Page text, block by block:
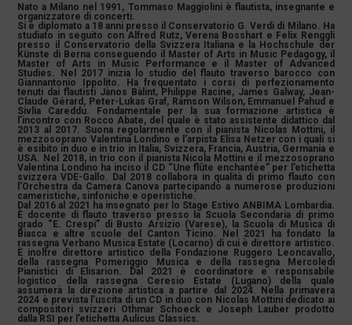
Nato a Milano nel 1991, Tommaso Maggiolini è flautista, insegnante e
organizzatore di concerti.
Si è diplomato a 18 anni presso il Conservatorio G. Verdi di Milano. Ha
studiato in seguito con Alfred Rutz, Verena Bosshart e Felix Renggli
presso il Conservatorio della Svizzera Italiana e la Hochschule der
Künste di Berna conseguendo il Master of Arts in Music Pedagogy, il
Master of Arts in Music Performance e il Master of Advanced
Studies. Nel 2017 inizia lo studio del flauto traverso barocco con
Giannantonio Ippolito. Ha frequentato i corsi di perfezionamento
tenuti dai flautisti Jànos Bàlint, Philippe Racine, James Galway, Jean-
Claude Gérard, Peter-Lukas Graf, Ramson Wilson, Emmanuel Pahud e
Sivlia Careddu. Fondamentale per la sua formazione artistica è
l’incontro con Rocco Abate, del quale è stato assistente didattico dal
2013 al 2017. Suona regolarmente con il pianista Nicolas Mottini, il
mezzosoprano Valentina Londino e l’arpista Elisa Netzer con i quali si
è esibito in duo e in trio in Italia, Svizzera, Francia, Austria, Germania e
USA. Nel 2018, in trio con il pianista Nicola Mottini e il mezzosoprano
Valentina Londino ha inciso il CD “Une flûte enchantée” per l’etichetta
svizzera VDE-Gallo. Dal 2018 collabora in qualità di primo flauto con
l’Orchestra da Camera Canova partecipando a numerose produzioni
cameristiche, sinfoniche e operistiche.
Dal 2016 al 2021 ha insegnato per lo Stage Estivo ANBIMA Lombardia.
È docente di flauto traverso presso la Scuola Secondaria di primo
grado “E. Crespi” di Busto Arsizio (Varese), la Scuola di Musica di
Biasca e altre scuole del Canton Ticino. Nel 2021 ha fondato la
rassegna Verbano Musica Estate (Locarno) di cui è direttore artistico.
È inoltre direttore artistico della Fondazione Ruggero Leoncavallo,
della rassegna Pomeriggio Musica e della rassegna Mercoledì
Pianistici di Elisarion. Dal 2021 è coordinatore e responsabile
logistico della rassegna Ceresio Estate (Lugano) della quale
assumerà la direzione artistica a partire dal 2024. Nella primavera
2024 è prevista l’uscita di un CD in duo con Nicolas Mottini dedicato ai
compositori svizzeri Othmar Schoeck e Joseph Lauber prodotto
dalla RSI per l’etichetta Aulicus Classics.